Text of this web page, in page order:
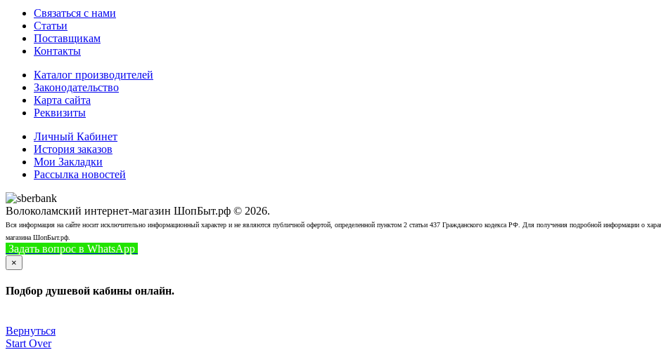
Связаться с нами
Статьи
Поставщикам
Контакты
Каталог производителей
Законодательство
Карта сайта
Реквизиты
Личный Кабинет
История заказов
Мои Закладки
Рассылка новостей
Волоколамский интернет-магазин ШопБыт.рф © 2026.
Вся информация на сайте носит исключительно информационный характер и не являются публичной офертой, определенной пунктом 2 статьи 437 Гражданского кодекса РФ. Для получения подробной информации о
магазина ШопБыт.рф.
Задать вопрос в WhatsApp
×
Подбор душевой кабины онлайн.
Вернуться
Start Over